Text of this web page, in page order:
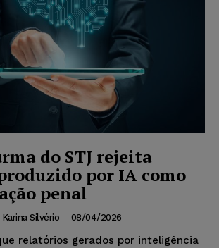
do STJ rejeita
por IA como
penal
Karina Silvério - 08/04/2026
relatórios gerados por inteligência